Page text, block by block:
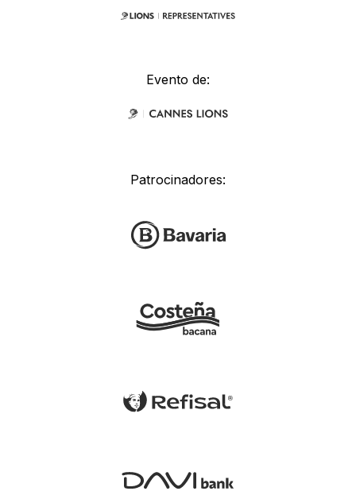
Evento de:
Patrocinadores: